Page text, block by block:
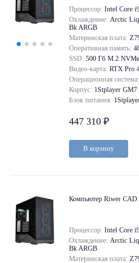
Процессор: Intel Core
Охлаждение: Arctic
Bk ARGB
Материнская плата:
Оперативная память:
SSD: 500 Гб M.2
Видео-карта: RTX Pro
Операционная система:
Корпус: 1Stplayer
Блок питания:
447 310 ₽
В корзину
Компьютер Riwer CAD
Процессор: Intel Core
Охлаждение: Arctic
Bk ARGB
Материнская плата: